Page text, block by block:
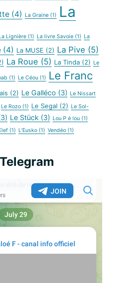
(4) La Graine (1)
La
Lignière (1) La livre Savoie (1) La
(4) La MUSE (2) La Pive (5)
La Roue (5) La Tinda (2) Le
(1) Le Céou (1)
Le Franc
(2) Le Galléco (3) Le Nissart
Le Rozo (1) Le Segal (2) Le Sol-
Le Stück (3) Lou P é lou (1)
(1) L’Eusko (1) Vendéo (1)